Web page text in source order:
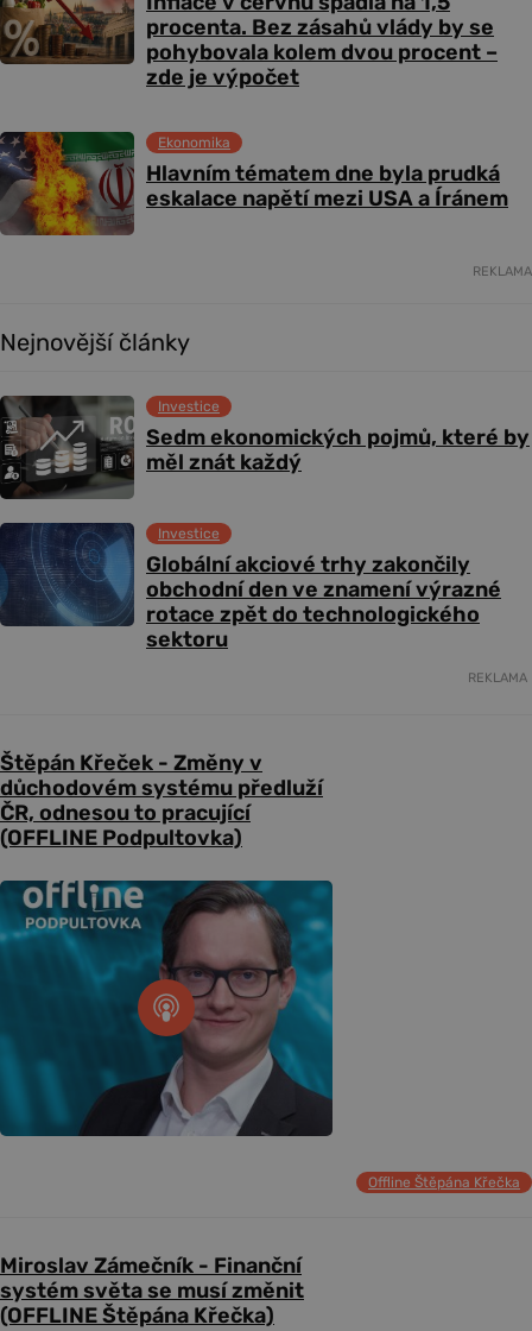
procenta. Bez zásahů vlády by se
pohybovala kolem dvou procent –
zde je výpočet
Hlavním tématem dne byla prudká
eskalace napětí mezi USA a Íránem
Ekonomika
REKLAMA
Nejnovější články
Sedm ekonomických pojmů, které by
měl znát každý
Investice
Globální akciové trhy zakončily
obchodní den ve znamení výrazné
rotace zpět do technologického
sektoru
Investice
REKLAMA
Štěpán Křeček - Změny v
důchodovém systému předluží
ČR, odnesou to pracující
(OFFLINE Podpultovka)
Offline Štěpána Křečka
Miroslav Zámečník - Finanční
systém světa se musí změnit
(OFFLINE Štěpána Křečka)